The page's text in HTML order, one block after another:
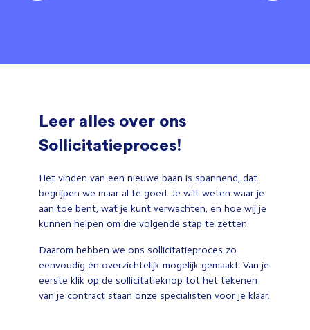
Leer alles over ons
Sollicitatieproces!
Het vinden van een nieuwe baan is spannend, dat
begrijpen we maar al te goed. Je wilt weten waar je
aan toe bent, wat je kunt verwachten, en hoe wij je
kunnen helpen om die volgende stap te zetten.
Daarom hebben we ons sollicitatieproces zo
eenvoudig én overzichtelijk mogelijk gemaakt. Van je
eerste klik op de sollicitatieknop tot het tekenen
van je contract staan onze specialisten voor je klaar.